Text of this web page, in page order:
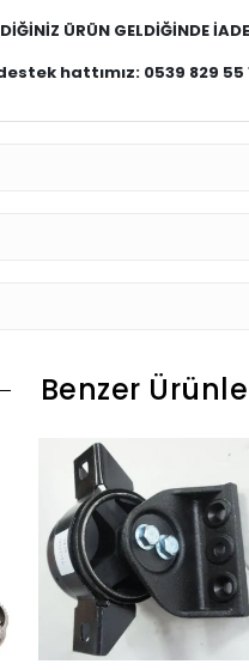
ÜRÜN GELDİĞİNDE
hattımız: 0539 829 55
Benzer